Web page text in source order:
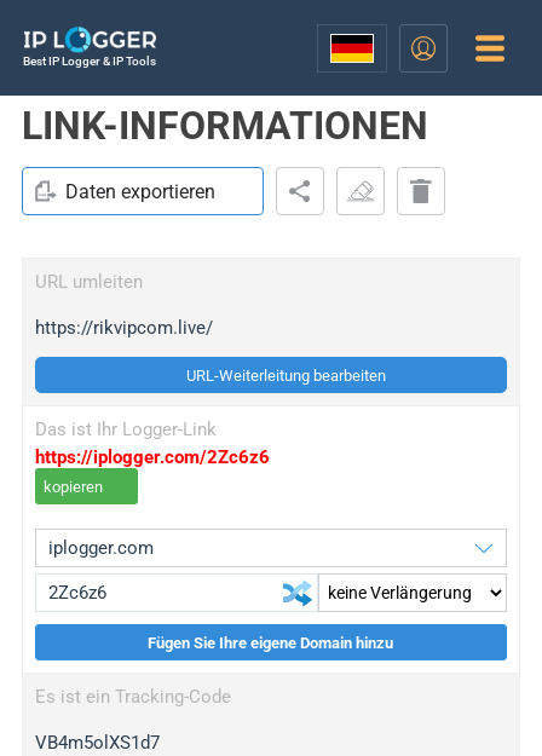
Best IP Logger & IP Tools
LINK-INFORMATIONEN
Daten exportieren
URL umleiten
https://rikvipcom.live/
URL-Weiterleitung bearbeiten
Das ist Ihr Logger-Link
https://iplogger.com/2Zc6z6
kopieren
wl.gl
ed.tc
Fügen Sie Ihre eigene Domain hinzu
Es ist ein Tracking-Code
VB4m5olXS1d7